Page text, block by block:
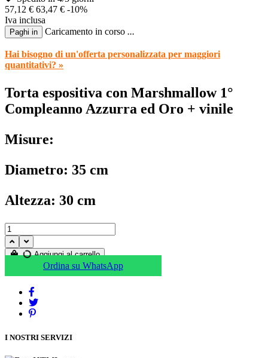
57,12 € 63,47 € -10%
Iva inclusa
Paghi in Caricamento in corso ...
Hai bisogno di un'offerta personalizzata per maggiori
quantitativi? »
Torta espositiva con Marshmallow 1°
Compleanno Azzurra ed Oro + vinile
Misure:
Diametro: 35 cm
Altezza: 30 cm
Aggiungi al carrello
Ordina su WhatsApp
I NOSTRI SERVIZI